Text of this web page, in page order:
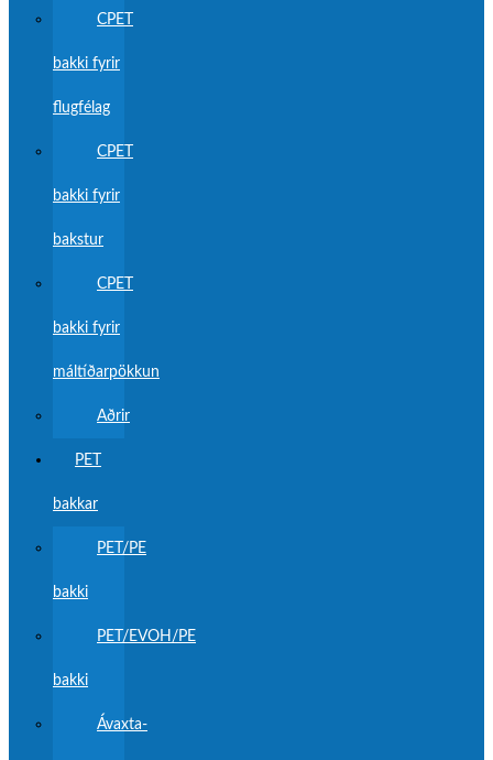
CPET
bakki fyrir
flugfélag
CPET
bakki fyrir
bakstur
CPET
bakki fyrir
máltíðarpökkun
Aðrir
PET
bakkar
PET/PE
bakki
PET/EVOH/PE
bakki
Ávaxta-